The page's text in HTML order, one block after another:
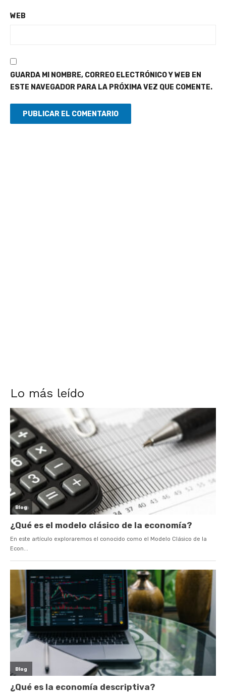
WEB
GUARDA MI NOMBRE, CORREO ELECTRÓNICO Y WEB EN
ESTE NAVEGADOR PARA LA PRÓXIMA VEZ QUE COMENTE.
Lo más leído